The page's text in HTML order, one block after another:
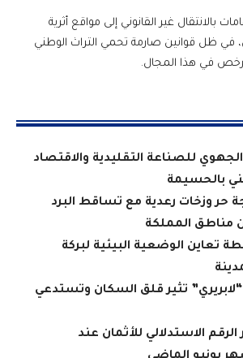
بالانتقال غير القانوني إلى مواقع أثرية
في ظل قوانين صارمة تحمي التراث الوطني
في هذا المجال.
للصناعة التقليدية والاقتصاد
بالحسيمة
حر وزخات رعدية مع تساقط البرد
مناطق المملكة
تعاين الوضعية البيئية لبركة
“لابريري” تثير قلق السكان وتستدعي
الاستدلالي للأثمان عند